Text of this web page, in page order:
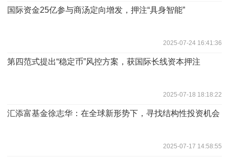
国际资金25亿参与商汤定向增发，押注“具身智能”
2025-07-24 16:41:36
第四范式提出“稳定币”风控方案，获国际长线资本押注
2025-07-18 18:18:22
汇添富基金徐志华：在全球新形势下，寻找结构性投资机会
2025-07-17 14:58:55